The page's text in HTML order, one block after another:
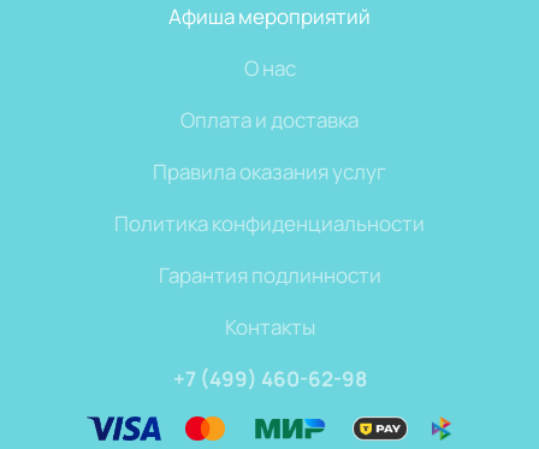
Афиша мероприятий
О нас
Оплата и доставка
Правила оказания услуг
Политика конфиденциальности
Гарантия подлинности
Контакты
+7 (499) 460-62-98